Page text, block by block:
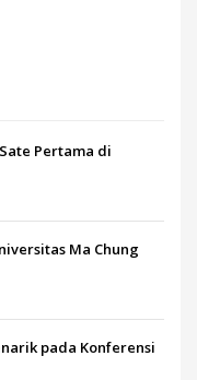
Pertama di
Ma Chung
pada Konferensi